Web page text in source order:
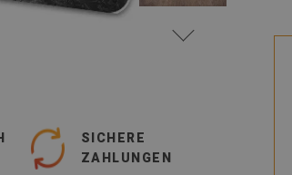
SICHERE
ZAHLUNGEN